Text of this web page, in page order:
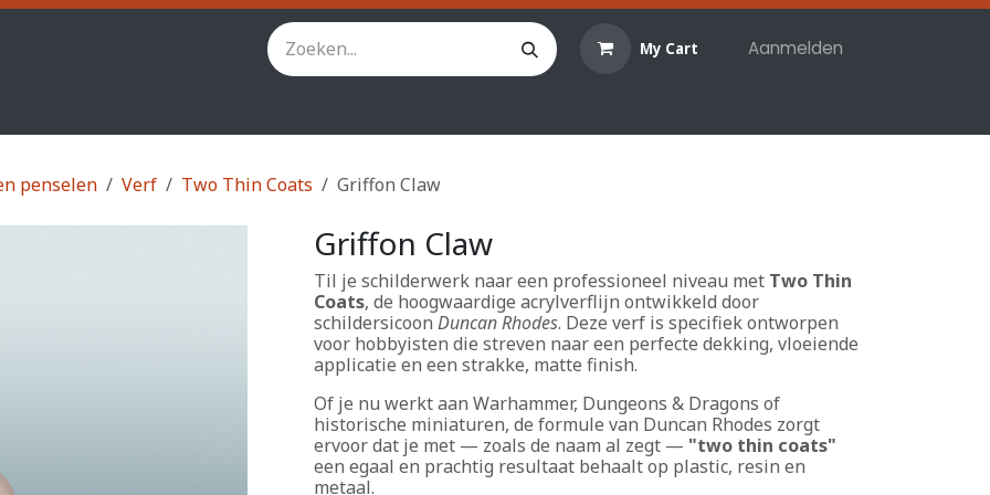
My Cart Aanmelden
penselen Verf Two Thin Coats Griffon Claw
Griffon Claw
Til je schilderwerk naar een professioneel niveau met Two Thin
Coats, de hoogwaardige acrylverflijn ontwikkeld door
schildersicoon Duncan Rhodes. Deze verf is specifiek ontworpen
voor hobbyisten die streven naar een perfecte dekking, vloeiende
applicatie en een strakke, matte finish.
Of je nu werkt aan Warhammer, Dungeons & Dragons of
historische miniaturen, de formule van Duncan Rhodes zorgt
ervoor dat je met — zoals de naam al zegt — "two thin coats"
een egaal en prachtig resultaat behaalt op plastic, resin en
metaal.